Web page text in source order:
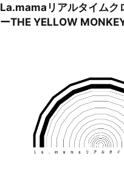
La.mamaリアルタイム
ーTHE YELLOW